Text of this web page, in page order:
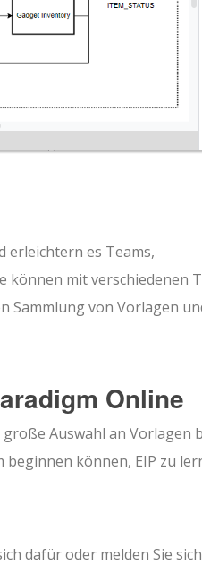
erleichtern es Teams,
können mit verschiedenen
Sammlung von Vorlagen
Online
Auswahl an Vorlagen
können, EIP zu
dafür oder melden Sie